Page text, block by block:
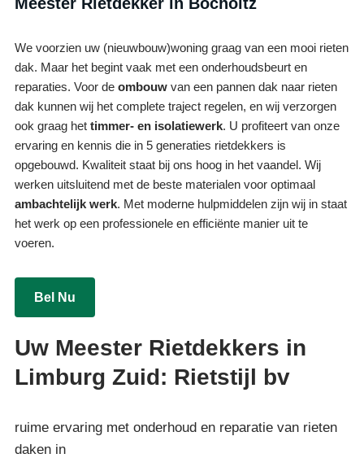
We voorzien uw (nieuwbouw)woning graag van een mooi rieten
dak. Maar het begint vaak met een onderhoudsbeurt en
reparaties. Voor deombouw van een pannen dak naar rieten
dak kunnen wij het complete traject regelen, en wij verzorgen
ook graag hettimmer- en isolatiewerk. U profiteert van onze
ervaring en kennis die in 5 generaties rietdekkers is
opgebouwd. Kwaliteit staat bij ons hoog in het vaandel. Wij
werken uitsluitend met de beste materialen voor optimaal
ambachtelijk werk. Met moderne hulpmiddelen zijn wij in staat
het werk op een professionele en efficiënte manier uit te
voeren.
Bel Nu
Uw Meester Rietdekkers in
Limburg Zuid: Rietstijl bv
ruime ervaring met onderhoud en reparatie van rieten
daken in